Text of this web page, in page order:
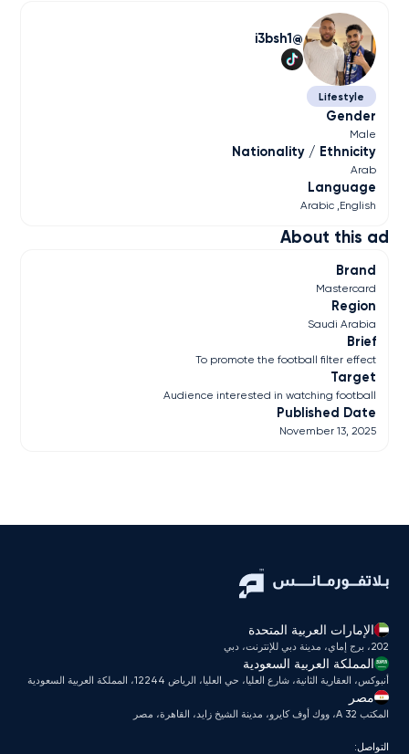
About this ad
Brand
Mastercard
Region
Saudi Arabia
Brief
To promote the football filter effect
Target
Audience interested in watching football
Published Date
November 13, 2025
i3bsh1
Lifestyle
Gender
Male
Nationality / Ethnicity
Arab
Language
English
Arabic
الإمارات العربية المتحدة
202، برج إماي، مدينة دبي للإنترنت، دبي
المملكة العربية السعودية
أنبوكس، العقارية الثانية، شارع العليا، حي العليا، الرياض 12244، المملكة العربية السعودية
مصر
المكتب A 32، ووك أوف كايرو، مدينة الشيخ زايد، القاهرة، مصر
التواصل: